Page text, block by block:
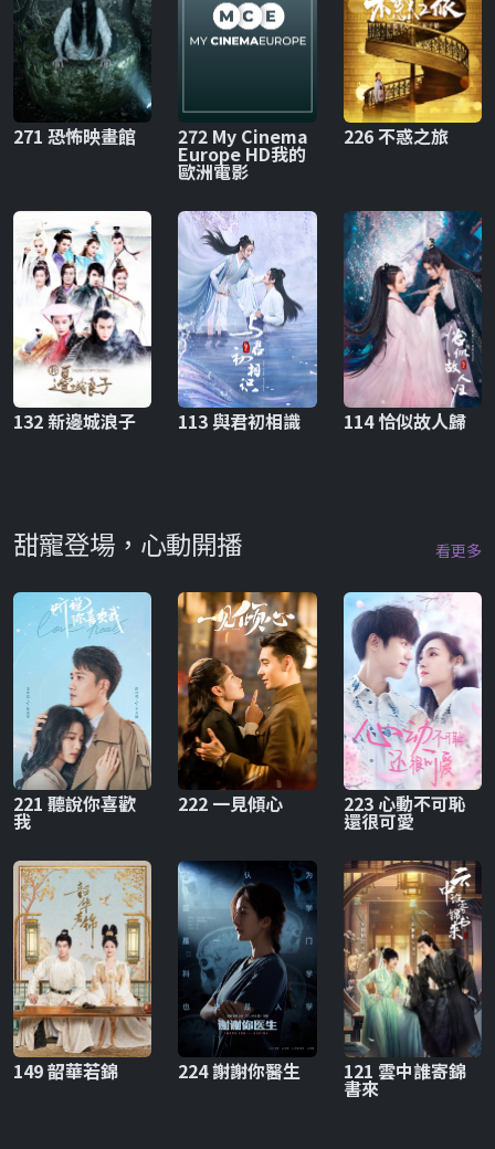
271 恐怖映畫館 272 My Cinema
Europe HD我的
歐洲電影
226 不惑之旅
132 新邊城浪子 113 與君初相識 114 恰似故人歸
甜寵登場，心動開播 看更多
221 聽說你喜歡
我
222 一見傾心 223 心動不可恥
還很可愛
149 韶華若錦 224 謝謝你醫生 121 雲中誰寄錦
書來